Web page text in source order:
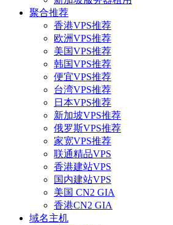
聚合推荐
香港VPS推荐
欧洲VPS推荐
美国VPS推荐
韩国VPS推荐
便宜VPS推荐
台湾VPS推荐
日本VPS推荐
新加坡VPS推荐
俄罗斯VPS推荐
家宽VPS推荐
联通精品VPS
香港建站VPS
国内建站VPS
美国 CN2 GIA
香港CN2 GIA
域名主机